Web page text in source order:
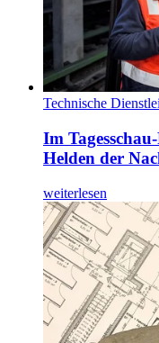
Technische
Im
Helden der
weiterlesen